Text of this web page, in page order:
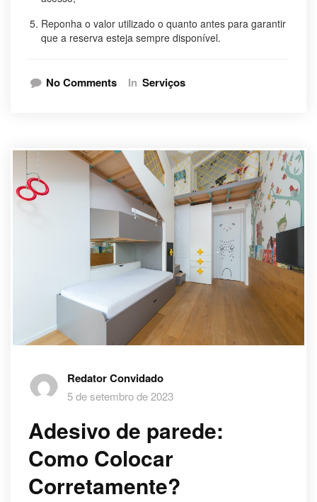
Reponha o valor utilizado o quanto antes para garantir
que a reserva esteja sempre disponível.
No Comments In Serviços
Redator Convidado
5 de setembro de 2023
Adesivo de parede:
Como Colocar
Corretamente?